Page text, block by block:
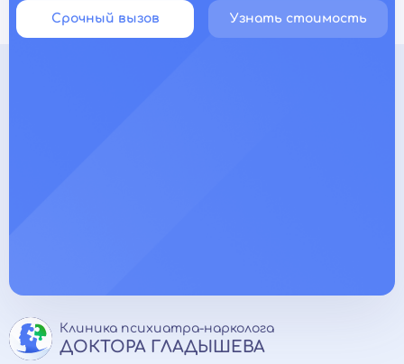
Срочный вызов Узнать стоимость
Клиника психиатра-нарколога
ДОКТОРА ГЛАДЫШЕВА